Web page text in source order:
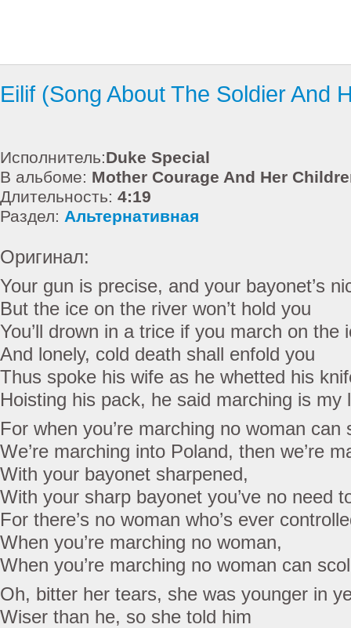
Eilif (Song About The Soldier And
Исполнитель:Duke Special
В альбоме: Mother Courage And Her
Длительность: 4:19
Раздел: Альтернативная
Оригинал:
Your gun is precise, and your bayonet’s
But the ice on the river won’t hold you
You’ll drown in a trice if you march on the
And lonely, cold death shall enfold you
Thus spoke his wife as he whetted his
Hoisting his pack, he said marching is my
For when you’re marching no woman can
We’re marching into Poland, then we’re
With your bayonet sharpened,
With your sharp bayonet you’ve no need
For there’s no woman who’s ever
When you’re marching no woman,
When you’re marching no woman can
Oh, bitter her tears, she was younger in
Wiser than he, so she told him